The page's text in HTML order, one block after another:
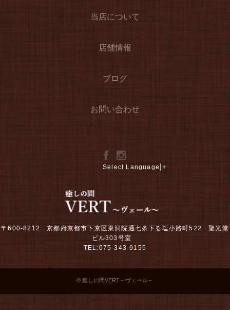
当店について
店舗情報
ブログ
お問い合わせ
Select Language ▼
〒600-8212 京都府京都市下京区東洞院通七条下る塩小路町522 聖光堂
ビル303号室
TEL:075-343-9155
© 癒しの間VERT～ヴェール～